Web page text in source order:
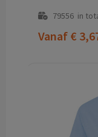
79556in
Vanaf €